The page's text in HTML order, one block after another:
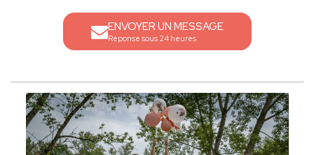
ENVOYER UN MESSAGE
Réponse sous 24 heures